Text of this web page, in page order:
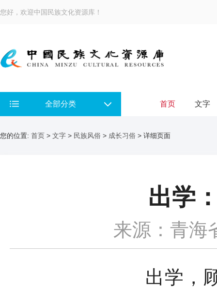
您好，欢迎中国民族文化资源库！
全部分类 首页 文字
您的位置: 首页 > 文字 > 民族风俗 > 成长习俗 > 详细页面
出学
来源：青海
出学，顾